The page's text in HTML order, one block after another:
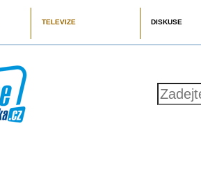
TELEVIZE DISKUSE